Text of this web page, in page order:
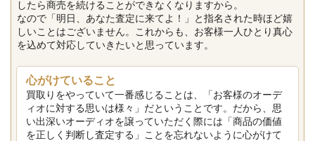
したら商売を続けることができなくなりますから。
なので「明日、あなた査定に来てよ！」と指名された時ほど嬉
しいことはございません。これからも、お客様一人ひとり真心
を込めて対応していきたいと思っています。
心がけていること
買取りをやっていて一番感じることは、「お客様のオーデ
ィオに対する思いは様々」だということです。だから、思
い出深いオーディオを譲っていただく際には「商品の価値
を正しく判断し査定する」ことを忘れないように心がけて